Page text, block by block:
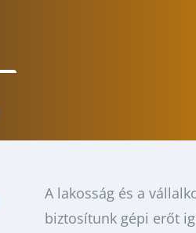
A lakosság és a
biztosítunk gépi erőt